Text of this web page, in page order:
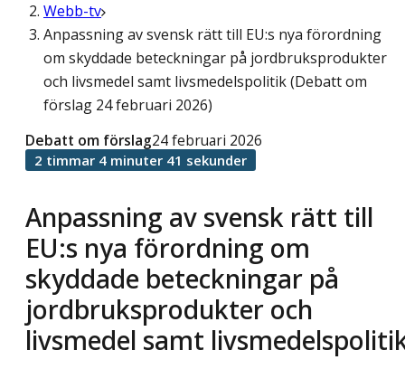
Webb-tv
Anpassning av svensk rätt till EU:s nya förordning
om skyddade beteckningar på jordbruksprodukter
och livsmedel samt livsmedelspolitik (Debatt om
förslag 24 februari 2026)
Anpassning av svensk rätt till
EU:s nya förordning om
skyddade beteckningar på
jordbruksprodukter och
livsmedel samt
Debatt om förslag24 februari 2026
2 timmar 4 minuter 41 sekunder